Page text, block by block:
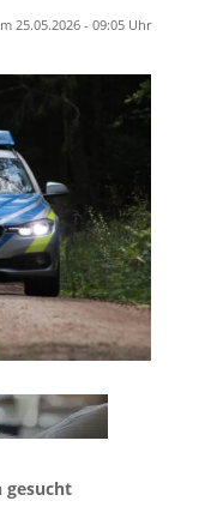
25.05.2026 - 09:05 Uhr
gesucht